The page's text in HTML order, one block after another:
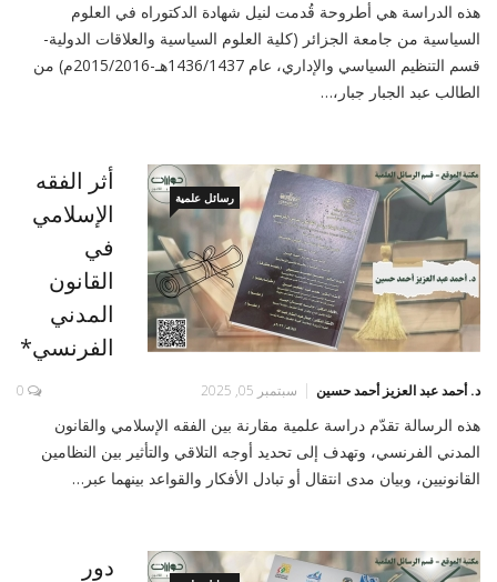
هذه الدراسة هي أطروحة قُدمت لنيل شهادة الدكتوراه في العلوم
السياسية من جامعة الجزائر (كلية العلوم السياسية والعلاقات الدولية-
قسم التنظيم السياسي والإداري، عام 1436/1437هـ-2015/2016م) من
الطالب عبد الجبار جبار،…
رسائل علمية
أثر الفقه
الإسلامي
في
القانون
المدني
الفرنسي*
د. أحمد عبد العزيز أحمد حسين سبتمبر 05, 2025 0
هذه الرسالة تقدّم دراسة علمية مقارنة بين الفقه الإسلامي والقانون
المدني الفرنسي، وتهدف إلى تحديد أوجه التلاقي والتأثير بين النظامين
القانونيين، وبيان مدى انتقال أو تبادل الأفكار والقواعد بينهما عبر…
دور